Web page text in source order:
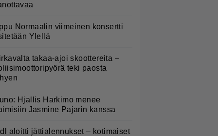
Normaalin viimeinen konsertti
Ylellä
takaa-ajoi skoottereita –
teki paosta
Hjallis Harkimo menee
Jasmine Pajarin kanssa
aloitti jättialennukset – kotimaiset